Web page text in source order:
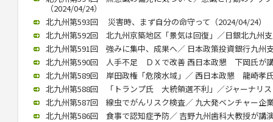
（2024/04/24）
北九州第593回 災害時、まず自分の命守って（2024/04/24）
北九州第592回 北九州京築地区「景気は回復」／日銀北九州
北九州第591回 強みに集中、成果へ／ 日本政策投資銀行九州
北九州第590回 人手不足 ＤＸで改善 西日本政懇 下岡氏が
北九州第589回 岸田政権「危険水域」／ 西日本政懇 龍崎孝
北九州第588回 「トランプ氏 大統領選不利」／ジャーナリ
北九州第587回 線虫でがんリスク検査／ 九大発ベンチャー企
北九州第586回 食事で認知症予防／ 吉野九州歯科大教授が講